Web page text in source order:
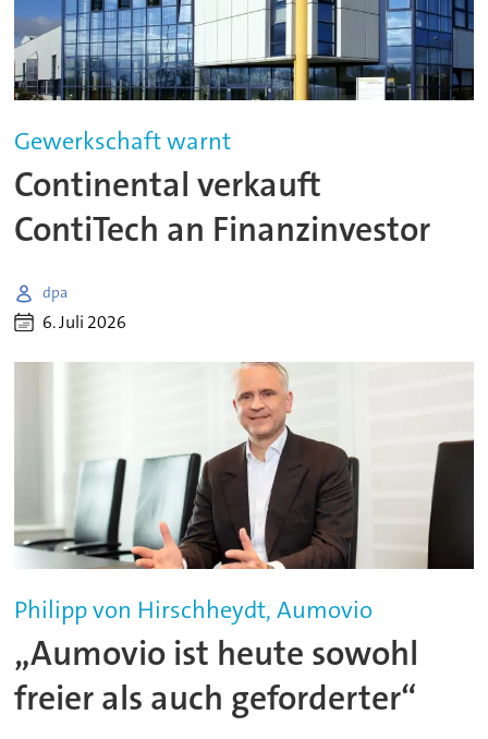
Gewerkschaft warnt
Continental verkauft
ContiTech an Finanzinvestor
dpa
6. Juli 2026
Philipp von Hirschheydt, Aumovio
„Aumovio ist heute sowohl
freier als auch geforderter“